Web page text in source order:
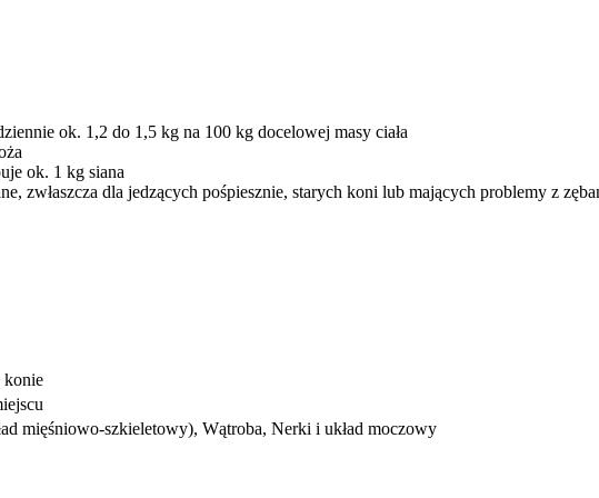
ok. 1,2 do 1,5 kg na 100 kg docelowej masy ciała
ok. 1 kg siana
zwłaszcza dla jedzących pośpiesznie, starych koni lub mających problemy z
konie
mięśniowo-szkieletowy), Wątroba, Nerki i układ moczowy